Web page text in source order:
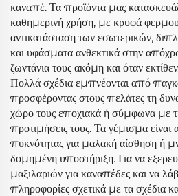
καναπέ. Τα προϊόντα μας
καθημερινή χρήση, με κρυφά
αντικατάσταση των εσωτερικών,
και υφάσματα ανθεκτικά στην
ζωντάνια τους ακόμη και όταν
Πολλά σχέδια εμπνέονται από
προσφέροντας στους πελάτες τη
χώρο τους εποχιακά ή σύμφωνα με
προτιμήσεις τους. Τα γέμισμα
πυκνότητας για μαλακή αίσθηση ή
δομημένη υποστήριξη. Για να
μαξιλαριών για καναπέδες και να
πληροφορίες σχετικά με τα σχέδια